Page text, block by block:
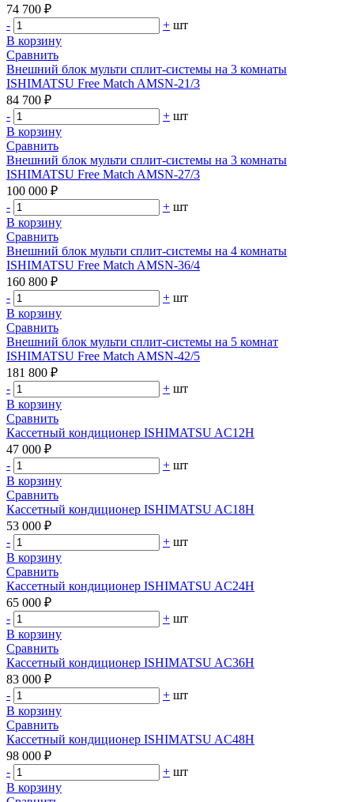
74 700 ₽
-
+ шт
В корзину
Сравнить
Внешний блок мульти сплит-системы на 3 комнаты
ISHIMATSU Free Match AMSN-21/3
84 700 ₽
-
+ шт
В корзину
Сравнить
Внешний блок мульти сплит-системы на 3 комнаты
ISHIMATSU Free Match AMSN-27/3
100 000 ₽
-
+ шт
В корзину
Сравнить
Внешний блок мульти сплит-системы на 4 комнаты
ISHIMATSU Free Match AMSN-36/4
160 800 ₽
-
+ шт
В корзину
Сравнить
Внешний блок мульти сплит-системы на 5 комнат
ISHIMATSU Free Match AMSN-42/5
181 800 ₽
-
+ шт
В корзину
Сравнить
Кассетный кондиционер ISHIMATSU AC12H
47 000 ₽
-
+ шт
В корзину
Сравнить
Кассетный кондиционер ISHIMATSU AC18H
53 000 ₽
-
+ шт
В корзину
Сравнить
Кассетный кондиционер ISHIMATSU AC24H
65 000 ₽
-
+ шт
В корзину
Сравнить
Кассетный кондиционер ISHIMATSU AC36H
83 000 ₽
-
+ шт
В корзину
Сравнить
Кассетный кондиционер ISHIMATSU AC48H
98 000 ₽
-
+ шт
В корзину